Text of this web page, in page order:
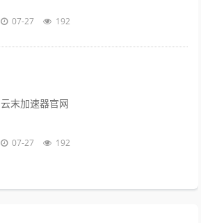
07-27 192
云末加速器官网
07-27 192